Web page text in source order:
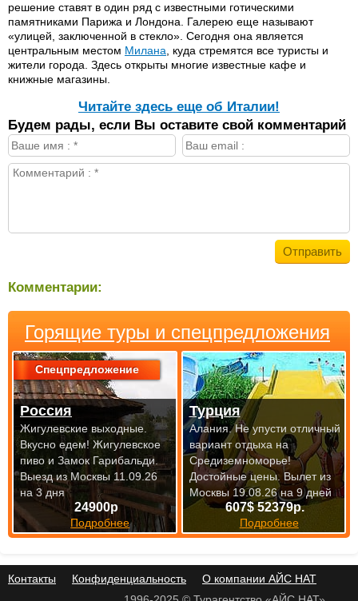
решение ставят в один ряд с известными готическими
памятниками Парижа и Лондона. Галерею еще называют
«улицей, заключенной в стекло». Сегодня она является
центральным местом Милана , куда стремятся все туристы и
жители города. Здесь открыты многие известные кафе и
книжные магазины.
Читайте здесь еще об Италии!
Будем рады, если Вы оставите свой комментарий
Комментарии:
Горящие туры и спецпредложения
Спецпредложение
24900р
Подробнее
Россия
Жигулевские выходные.
Вкусно едем! Жигулевское
пиво и Замок Гарибальди.
Выезд из Москвы 11.09.26
на 3 дня
607$ 52379р.
Подробнее
Турция
Алания. Не упусти отличный
вариант отдыха на
Средиземноморье!
Достойные цены. Вылет из
Москвы 19.08.26 на 9 дней
Контакты Конфиденциальность
О компании АЙС НАТ